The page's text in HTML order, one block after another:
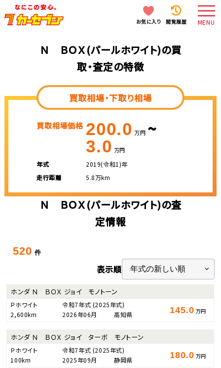
お気に入り 閲覧履歴 MENU
Ｎ ＢＯＸ(パールホワイト)の買
取・査定の特徴
買取相場・下取り相場
買取相場価格 200.0 万円 ~
3.0 万円
年式
2019(令和1)年
走行距離
5.8万km
Ｎ ＢＯＸ(パールホワイト)の査
定情報
520 件
表示順
ホンダ Ｎ ＢＯＸ ジョイ モノトーン
Ｐホワイト 令和7年式 (2025年式)
2,600km
2026年06月 高知県 145.0 万円
ホンダ Ｎ ＢＯＸ ジョイ ターボ モノトーン
Ｐホワイト 令和7年式 (2025年式)
100km
2025年09月 静岡県 180.0 万円